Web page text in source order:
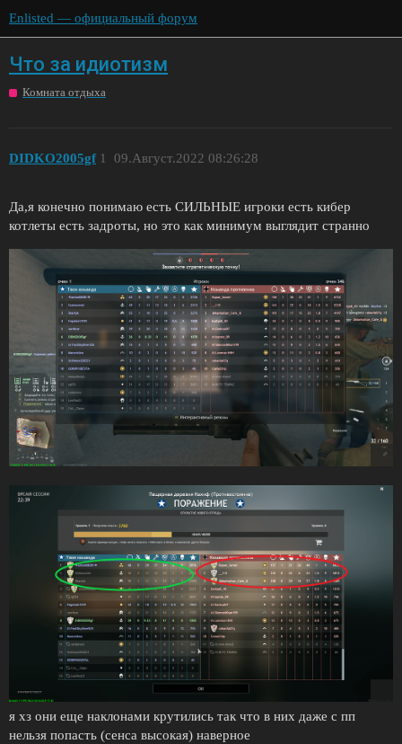
Enlisted — официальный форум
Что за идиотизм
Комната отдыха
DIDKO2005gf 09.Август.2022 08:26:28
1
Да,я конечно понимаю есть СИЛЬНЫЕ игроки есть кибер
котлеты есть задроты, но это как минимум выглядит странно
я хз они еще наклонами крутились так что в них даже с пп
нельзя попасть (сенса высокая) наверное